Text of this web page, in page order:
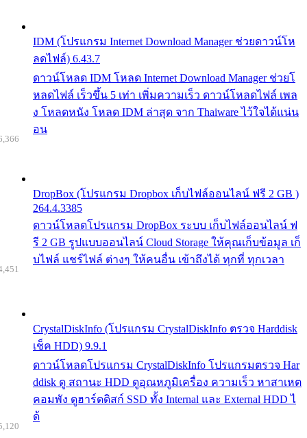
IDM (โปรแกรม Internet Download Manager ช่วยดาวน์โห
ลดไฟล์) 6.43.7
ดาวน์โหลด IDM โหลด Internet Download Manager ช่วยโ
หลดไฟล์ เร็วขึ้น 5 เท่า เพิ่มความเร็ว ดาวน์โหลดไฟล์ เพล
ง โหลดหนัง โหลด IDM ล่าสุด จาก Thaiware ไว้ใจได้แน่น
อน
DropBox (โปรแกรม Dropbox เก็บไฟล์ออนไลน์ ฟรี 2 GB )
264.4.3385
ดาวน์โหลดโปรแกรม DropBox ระบบ เก็บไฟล์ออนไลน์ ฟ
รี 2 GB รูปแบบออนไลน์ Cloud Storage ให้คุณเก็บข้อมูล เก็
บไฟล์ แชร์ไฟล์ ต่างๆ ให้คนอื่น เข้าถึงได้ ทุกที่ ทุกเวลา
CrystalDiskInfo (โปรแกรม CrystalDiskInfo ตรวจ Harddisk
เช็ค HDD) 9.9.1
ดาวน์โหลดโปรแกรม CrystalDiskInfo โปรแกรมตรวจ Har
ddisk ดู สถานะ HDD ดูอุณหภูมิเครื่อง ความเร็ว หาสาเหต
คอมพัง ดูฮาร์ดดิสก์ SSD ทั้ง Internal และ External HDD ไ
ด้